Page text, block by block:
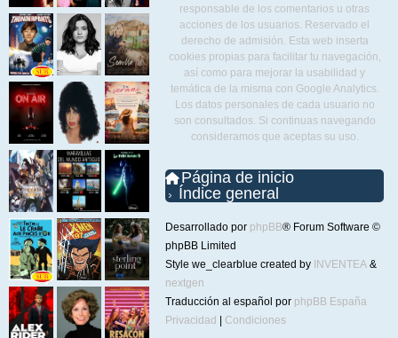
responsable de los comentarios u otras
acciones de los usuarios. Reservado el
derecho de admisión. Esta web inserta
cookies propias para facilitar tu navegación,
así como para mejorar la usabilidad y
temática de la misma con Google Analytics.
Los datos personales de cada usuario no
son consultados. Si continuas navegando
consideramos que aceptas su uso.
Página de inicio
Índice general
Desarrollado por phpBB® Forum Software ©
phpBB Limited
Style we_clearblue created by INVENTEA &
nextgen
Traducción al español por phpBB España
Privacidad
Condiciones